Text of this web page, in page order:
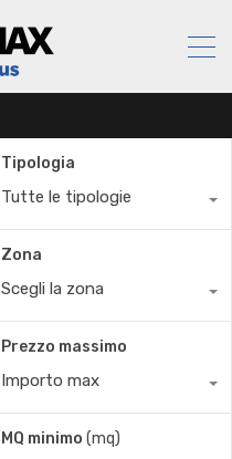
Tipologia
Tutte le tipologie
Zona
Scegli la zona
Prezzo massimo
Importo max
MQ minimo (mq)